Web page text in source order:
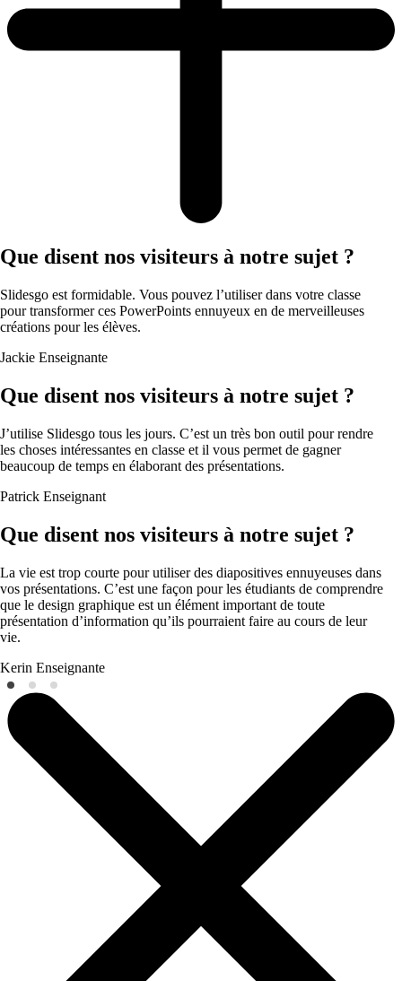
Que disent nos visiteurs à notre sujet ?
Slidesgo est formidable. Vous pouvez l’utiliser dans votre classe
pour transformer ces PowerPoints ennuyeux en de merveilleuses
créations pour les élèves.
Jackie Enseignante
Que disent nos visiteurs à notre sujet ?
J’utilise Slidesgo tous les jours. C’est un très bon outil pour rendre
les choses intéressantes en classe et il vous permet de gagner
beaucoup de temps en élaborant des présentations.
Patrick Enseignant
Que disent nos visiteurs à notre sujet ?
La vie est trop courte pour utiliser des diapositives ennuyeuses dans
vos présentations. C’est une façon pour les étudiants de comprendre
que le design graphique est un élément important de toute
présentation d’information qu’ils pourraient faire au cours de leur
vie.
Kerin Enseignante